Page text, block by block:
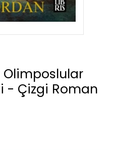
Olimposlular
- Çizgi Roman